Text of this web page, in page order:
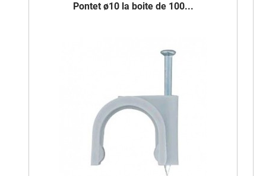
Pontet ø10 la boite de 100...